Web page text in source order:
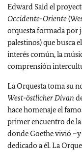
Edward Said el
Occidente-Oriente
orquesta formada por
palestinos) que busca
interés común, la
comprensión
La Orquesta toma su
West-östlicher Divan
hace homenaje el
primer encuentro de
donde Goethe vivió
dedicado a él. La